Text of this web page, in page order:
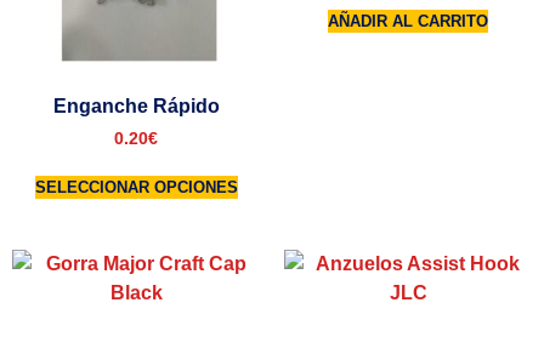
Enganche Rápido
0.20€
SELECCIONAR OPCIONES
AÑADIR AL CARRITO